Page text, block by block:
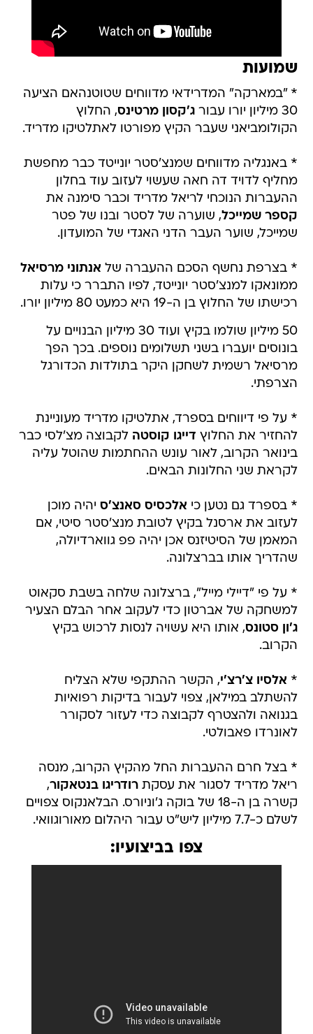
שמועות
* "במארקה" המדרידאי מדווחים שטוטנהאם הציעה
30 מיליון יורו עבור
ג'קסון מרטינס, החלוץ
הקולומביאני שעבר הקיץ מפורטו לאתלטיקו מדריד.
* באנגליה מדווחים שמנצ'סטר יונייטד כבר מחפשת
מחליף לדויד דה חאה שעשוי לעזוב עוד בחלון
ההעברות הנוכחי לריאל מדריד וכבר סימנה את
קספר שמייכל, שוערה של לסטר ובנו של פטר
שמייכל, שוער העבר הדני האגדי של המועדון.
* בצרפת נחשף הסכם ההעברה של אנתוני מרסיאל
ממונאקו למנצ'סטר יונייטד, לפיו התברר כי עלות
רכישתו של החלוץ בן ה-19 היא כמעט 80 מיליון יורו.
50 מיליון שולמו בקיץ ועוד 30 מיליון הבנויים על
בונוסים יועברו בשני תשלומים נוספים. בכך הפך
מרסיאל רשמית לשחקן היקר בתולדות הכדורגל
הצרפתי.
* על פי דיווחים בספרד, אתלטיקו מדריד מעוניינת
להחזיר את החלוץ דייגו קוסטה לקבוצה מצ'לסי כבר
בינואר הקרוב, לאור עונש ההחתמות שהוטל עליה
לקראת שני החלונות הבאים.
* בספרד גם נטען כי אלכסיס סאנצ'ס יהיה מוכן
לעזוב את ארסנל בקיץ לטובת מנצ'סטר סיטי, אם
המאמן של הסיטיזנס אכן יהיה פפ גווארדיולה,
שהדריך אותו בברצלונה.
* על פי "דיילי מייל", ברצלונה שלחה בשבת סקאוט
למשחקה של אברטון כדי לעקוב אחר הבלם הצעיר
ג'ון סטונס, אותו היא עשויה לנסות לרכוש בקיץ
הקרוב.
* אלסיו צ'רצ'י, הקשר ההתקפי שלא הצליח
להשתלב במילאן, צפוי לעבור בדיקות רפואיות
בגנואה ולהצטרף לקבוצה כדי לעזור לסקורר
לאונרדו פאבולטי.
* בצל חרם ההעברות החל מהקיץ הקרוב, מנסה
ריאל מדריד לסגור את עסקתרודריגו בנטאקור,
קשרה בן ה-18 של בוקה ג'וניורס. הבלאנקוס צפויים
לשלם כ-7.7 מיליון ליש"ט עבור היהלום מאורוגוואי.
צפו בביצועיו: